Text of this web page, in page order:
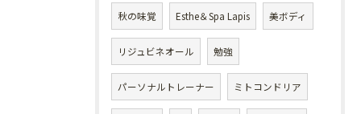
秋の味覚 Esthe＆Spa Lapis 美ボディ
リジュビネオール 勉強
パーソナルトレーナー ミトコンドリア